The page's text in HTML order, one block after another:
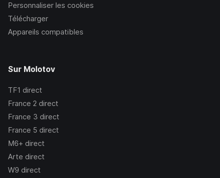
Personnaliser les cookies
Télécharger
Appareils compatibles
Sur Molotov
TF1 direct
France 2 direct
France 3 direct
France 5 direct
M6+ direct
Arte direct
W9 direct